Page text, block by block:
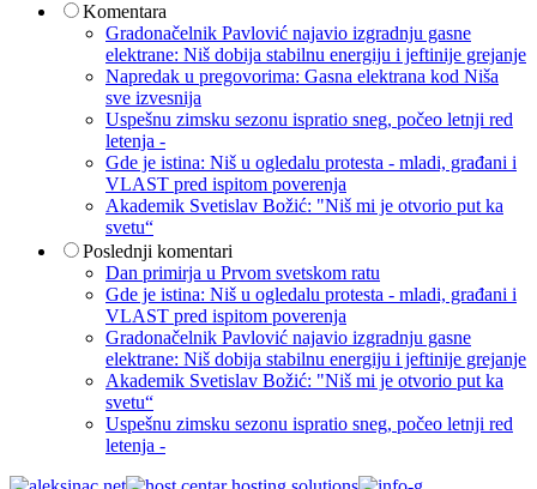
Komentara
Gradonačelnik Pavlović najavio izgradnju gasne
elektrane: Niš dobija stabilnu energiju i jeftinije grejanje
Napredak u pregovorima: Gasna elektrana kod Niša
sve izvesnija
Uspešnu zimsku sezonu ispratio sneg, počeo letnji red
letenja -
Gde je istina: Niš u ogledalu protesta - mladi, građani i
VLAST pred ispitom poverenja
Akademik Svetislav Božić: "Niš mi je otvorio put ka
svetu“
Poslednji komentari
Dan primirja u Prvom svetskom ratu
Gde je istina: Niš u ogledalu protesta - mladi, građani i
VLAST pred ispitom poverenja
Gradonačelnik Pavlović najavio izgradnju gasne
elektrane: Niš dobija stabilnu energiju i jeftinije grejanje
Akademik Svetislav Božić: "Niš mi je otvorio put ka
svetu“
Uspešnu zimsku sezonu ispratio sneg, počeo letnji red
letenja -